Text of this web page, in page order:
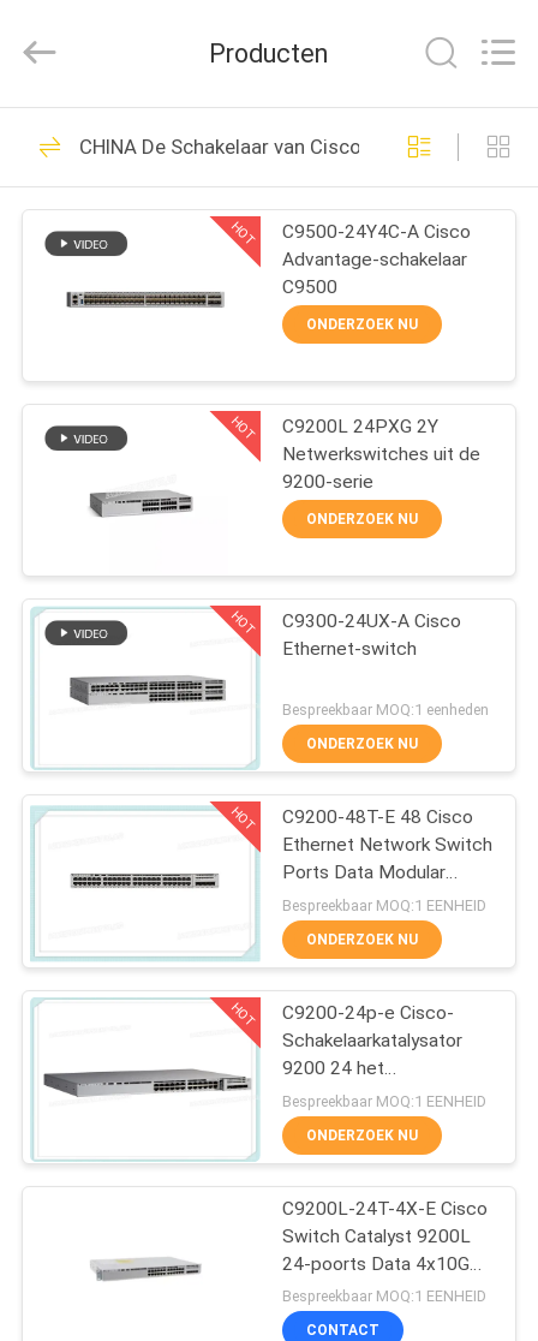
HUIS
PRODUCTEN
VIDEO'S
ONS
FABRIEKSTOCHT
KWALITEITSCONTROLE
NEEM
CONTACT
OP
NIEUWS
GEVALLEN
PRIVACYBELEID
Ltd..
Optische
zendontvangermodule
538
sfp optische
zendontvanger
234
Cisco SFP-modules
PLC Industriële
Controle
757
De Module van
Huaweisfp
302
Producten
CHINA De Schakelaar van Cisco Ethernet
HOT
C9500-24Y4C-A Cisco
Advantage-schakelaar
C9500
ONDERZOEK NU
HOT
C9200L 24PXG 2Y
Netwerkswitches uit de
9200-serie
ONDERZOEK NU
HOT
C9300-24UX-A Cisco
Ethernet-switch
Bespreekbaar MOQ:1 eenheden
ONDERZOEK NU
HOT
C9200-48T-E 48 Cisco
Ethernet Network Switch
Ports Data Modular
Uplink Opties
Bespreekbaar MOQ:1 EENHEID
ONDERZOEK NU
HOT
C9200-24p-e Cisco-
Schakelaarkatalysator
9200 24 het
Netwerkhoofdzaak van
de Havenpoe+
Schakelaar
Bespreekbaar MOQ:1 EENHEID
ONDERZOEK NU
C9200L-24T-4X-E Cisco
Switch Catalyst 9200L
24-poorts Data 4x10G
Uplink Switch Network
Essentials
Bespreekbaar MOQ:1 EENHEID
CONTACT